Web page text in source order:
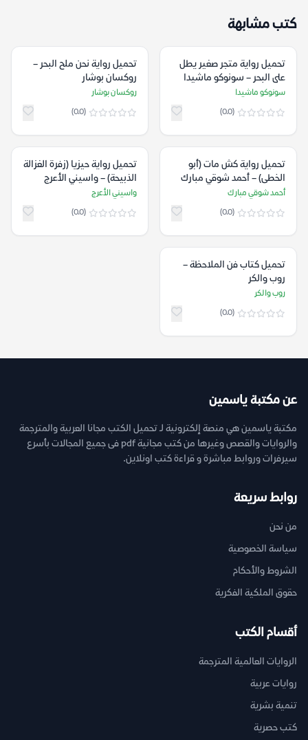
كتب مشابهة
تحميل رواية متجر صغير يطل
على البحر – سونوكو ماشيدا
سونوكو ماشيدا
(0.0)
تحميل رواية نحن ملح البحر –
روكسان بوشار
روكسان بوشار
(0.0)
تحميل رواية كش مات (أبو
الخطى) – أحمد شوقي مبارك
أحمد شوقي مبارك
(0.0)
تحميل رواية حيزيا (زفرة الغزالة
الذبيحة) – واسيني الأعرج
واسيني الأعرج
(0.0)
تحميل كتاب فن الملاحظة –
روب والكر
روب والكر
(0.0)
عن مكتبة ياسمين
مكتبة ياسمين هي منصة إلكترونية لـ تحميل الكتب مجانا العربية والمترجمة
والروايات والقصص وغيرها من كتب مجانية pdf فى جميع المجالات بأسرع
سيرفرات وروابط مباشرة و قراءة كتب اونلاين.
روابط سريعة
من نحن
سياسة الخصوصية
الشروط والأحكام
حقوق الملكية الفكرية
أقسام الكتب
الروايات العالمية المترجمة
روايات عربية
تنمية بشرية
كتب حصرية